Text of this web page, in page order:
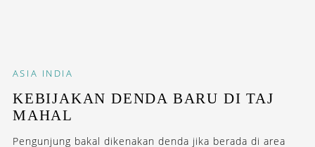
ASIA INDIA
KEBIJAKAN DENDA BARU DI TAJ
MAHAL
Pengunjung bakal dikenakan denda jika berada di area